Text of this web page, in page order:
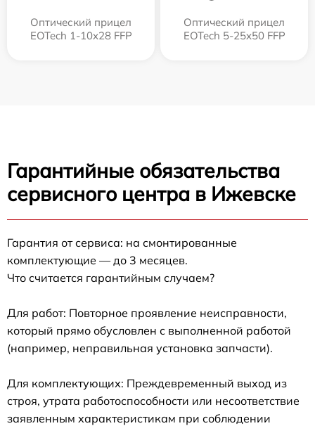
Оптический прицел
EOTech 1-10x28 FFP
Оптический прицел
EOTech 5-25x50 FFP
Гарантийные обязательства
сервисного центра в Ижевске
Гарантия от сервиса: на смонтированные
комплектующие — до 3 месяцев.
Что считается гарантийным случаем?
Для работ: Повторное проявление неисправности,
который прямо обусловлен с выполненной работой
(например, неправильная установка запчасти).
Для комплектующих: Преждевременный выход из
строя, утрата работоспособности или несоответствие
заявленным характеристикам при соблюдении